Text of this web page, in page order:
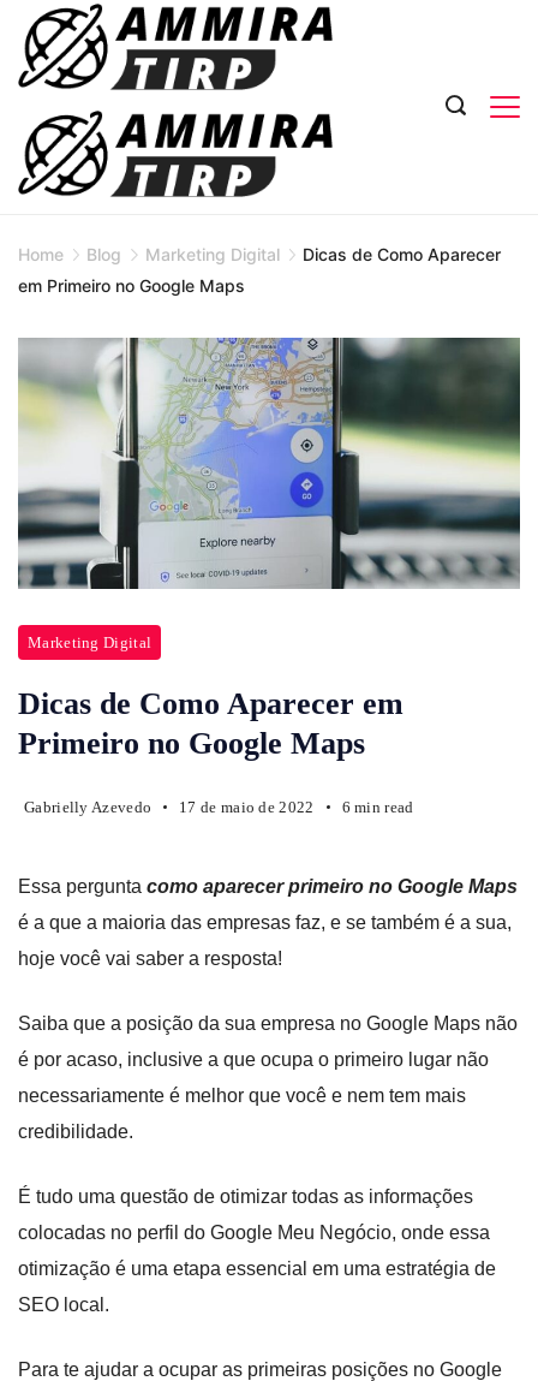
content
Home Blog Marketing Digital
Dicas de Como Aparecer
em Primeiro no Google Maps
Marketing Digital
Dicas de Como Aparecer em
Primeiro no Google Maps
Gabrielly Azevedo 17 de maio de 2022 6 min read
Essa pergunta como aparecer primeiro no Google Maps
é a que a maioria das empresas faz, e se também é a sua,
hoje você vai saber a resposta!
Saiba que a posição da sua empresa no Google Maps não
é por acaso, inclusive a que ocupa o primeiro lugar não
necessariamente é melhor que você e nem tem mais
credibilidade.
É tudo uma questão de otimizar todas as informações
colocadas no perfil do Google Meu Negócio, onde essa
otimização é uma etapa essencial em uma estratégia de
SEO local.
Para te ajudar a ocupar as primeiras posições no Google